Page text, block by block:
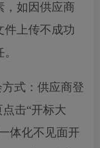
，如因供应商
件上传不成功
式：供应商登
击“开标大
体化不见面开